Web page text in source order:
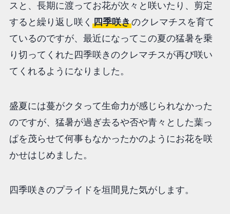
スと、長期に渡ってお花が次々と咲いたり、剪定
すると繰り返し咲く 四季咲きのクレマチスを育て
ているのですが、最近になってこの夏の猛暑を乗
り切ってくれた四季咲きのクレマチスが再び咲い
てくれるようになりました。
盛夏には蔓がクタって生命力が感じられなかった
のですが、猛暑が過ぎ去るや否や青々とした葉っ
ぱを茂らせて何事もなかったかのようにお花を咲
かせはじめました。
四季咲きのプライドを垣間見た気がします。